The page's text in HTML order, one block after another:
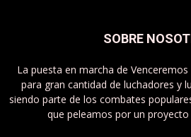
SOBRE
La puesta en marcha de
para gran cantidad de luchadores y
siendo parte de los combates
que peleamos por un